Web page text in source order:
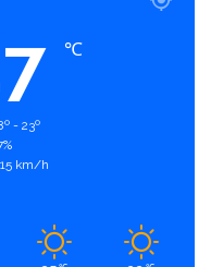
℃
- 23º
km/h